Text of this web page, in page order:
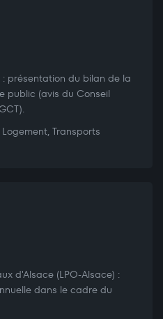
présentation du bilan de la
public (avis du Conseil
Transports
d'Alsace (LPO-Alsace) :
dans le cadre du